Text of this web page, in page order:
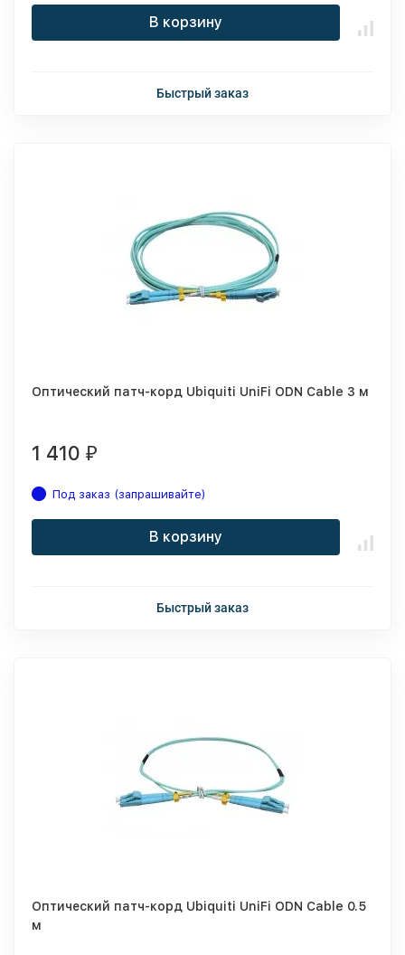
В корзину
Быстрый заказ
Оптический патч-корд Ubiquiti UniFi ODN Cable 3 м
1 410 ₽
Под заказ (запрашивайте)
В корзину
Быстрый заказ
Оптический патч-корд Ubiquiti UniFi ODN Cable 0.5
м